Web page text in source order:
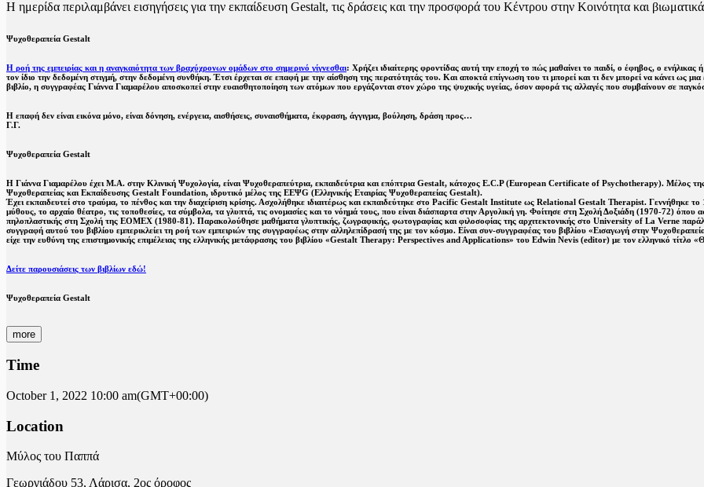
Η ημερίδα περιλαμβάνει εισηγήσεις για την εκπαίδευση Gestalt, τις δράσεις και την προσφορά του Κέντρου στην Κοινότητα και
Ψυχοθεραπεία Gestalt
Η ροή της εμπειρίας και η αναγκαιότητα των βραχύχρονων ομάδων στο σημερινό γίγνεσθαι: Χρήζει ιδιαίτερης φροντίδας αυτή την εποχή το πώς μαθαίνει το παιδί, ο έφηβος, ο
τον ίδιο την δεδομένη στιγμή, στην δεδομένη συνθήκη. Έτσι έρχεται σε επαφή με την αίσθηση της περατότητάς του. Και αποκτά επίγνωση του τι μπορεί και τι δεν μπορεί να κάνει ως
βιβλίο, η συγγραφέας Γιάννα Γιαμαρέλου αποσκοπεί στην ευαισθητοποίηση των ατόμων που εργάζονται στον χώρο της ψυχικής υγείας, όσον αφορά τις αλλαγές που συμβαίνουν σε
Η επαφή δεν είναι εικόνα μόνο, είναι δόνηση, ενέργεια, αισθήσεις, συναισθήματα, έκφραση, άγγιγμα, βούληση, δράση προς…
Γ.Γ.
Ψυχοθεραπεία Gestalt
Η Γιάννα Γιαμαρέλου έχει M.Α. στην Κλινική Ψυχολογία, είναι Ψυχοθεραπεύτρια, εκπαιδεύτρια και επόπτρια Gestalt, κάτοχος E.C.P (European Certificate of Psychotherapy).
Ψυχοθεραπείας και Εκπαίδευσης Gestalt Foundation, ιδρυτικό μέλος της EEΨG (Ελληνικής Εταιρίας Ψυχοθεραπείας Gestalt).
Έχει εκπαιδευτεί στο τραύμα, το πένθος και την διαχείριση κρίσης. Ασχολήθηκε ιδιαιτέρως και εκπαιδεύτηκε στο Pacific Gestalt Institute ως Relational Gestalt Therapist. Γεννήθηκε
μύθους, το αρχαίο θέατρο, τις τοποθεσίες, τα σύμβολα, τα γλυπτά, τις ονομασίες και το νόημά τους, που είναι διάσπαρτα στην Αργολική γη. Φοίτησε στη Σχολή Δοξιάδη (1970-72)
πηλοπλαστικής στη Σχολή της ΕΟΜΕΧ (1980-81). Παρακολούθησε μαθήματα γλυπτικής, ζωγραφικής, φωτογραφίας και φιλοσοφίας της αρχιτεκτονικής στο University of La Verne
συγγραφή αυτού του βιβλίου εμπερικλείει τη ροή των εμπειριών της συγγραφέως στην αλληλεπίδρασή της με τον κόσμο. Είναι συν-συγγραφέας του βιβλίου «Εισαγωγή στην
είχε την ευθύνη της επιστημονικής επιμέλειας της ελληνικής μετάφρασης του βιβλίου «Gestalt Therapy: Perspectives and Applications» του Edwin Nevis (editor) με τον ελληνικό
Δείτε παρουσιάσεις των βιβλίων εδώ!
Ψυχοθεραπεία Gestalt
more
Time
October 1, 2022 10:00 am(GMT+00:00)
Location
Μύλος του Παππά
Γεωργιάδου 53, Λάρισα, 2ος όροφος